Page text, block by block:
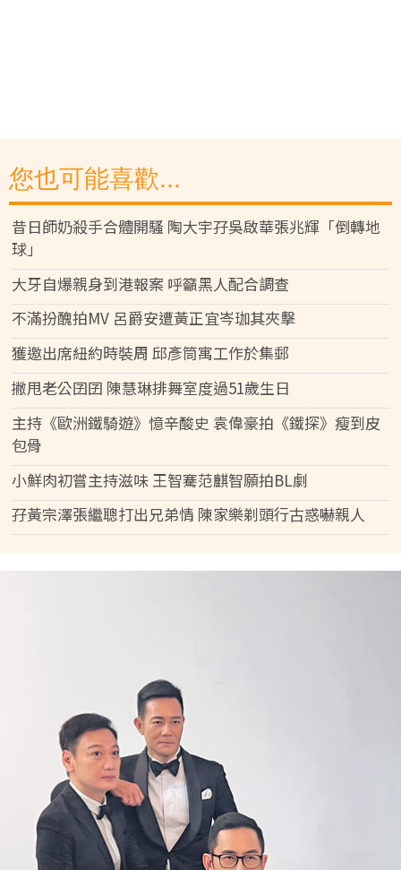
您也可能喜歡...
昔日師奶殺手合體開騷 陶大宇孖吳啟華張兆輝「倒轉地
球」
大牙自爆親身到港報案 呼籲黑人配合調查
不滿扮醜拍MV 呂爵安遭黃正宜岑珈其夾擊
獲邀出席紐約時裝周 邱彥筒寓工作於集郵
撇甩老公囝囝 陳慧琳排舞室度過51歲生日
主持《歐洲鐵騎遊》憶辛酸史 袁偉豪拍《鐵探》瘦到皮
包骨
小鮮肉初嘗主持滋味 王智騫范麒智願拍BL劇
孖黃宗澤張繼聰打出兄弟情 陳家樂剃頭行古惑嚇親人